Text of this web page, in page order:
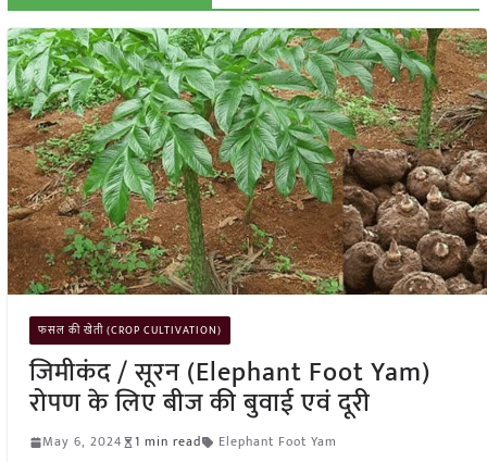
फसल की खेती (CROP CULTIVATION)
जिमीकंद / सूरन (Elephant Foot Yam)
रोपण के लिए बीज की बुवाई एवं दूरी
May 6, 2024 1 min read Elephant Foot Yam